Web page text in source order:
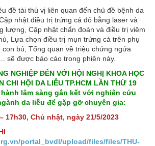
đề tài thú vị liên quan đến chủ đề bệnh da
nhật điều trị trứng cá đỏ bằng laser và
lượng, Cập nhật chẩn đoán và điều trị viêm
Lựa chọn điều trị mụn trứng cá trên phụ
con bú, Tổng quan về triệu chứng ngứa
sẽ được báo cáo trong phiên này.
NGHIỆP ĐẾN VỚI HỘI NGHỊ KHOA HỌC
CHI HỘI DA LIỄU TP.HCM LẦN THỨ 19
hành lâm sàng gắn kết với nghiên cứu
da liễu để gặp gỡ chuyên gia:
17h30, Chủ nhật, ngày 21/5/2023
portal_bvdl/upload/files/files/THU-